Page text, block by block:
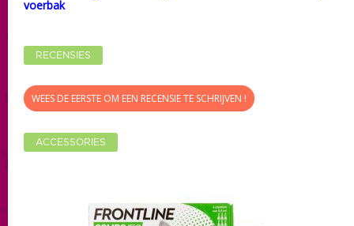
voerbak
RECENSIES
WEES DE EERSTE OM EEN RECENSIE TE SCHRIJVEN !
ACCESSORIES